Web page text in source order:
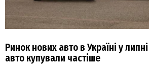
Ринок нових авто в Україні у
авто купували частіше